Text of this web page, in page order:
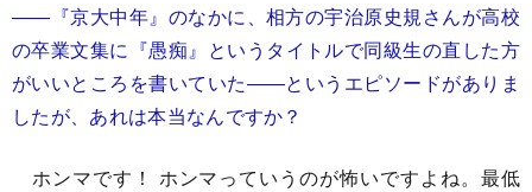
――『京大中年』のなかに、相方の宇治原史規さんが高校
の卒業文集に『愚痴』というタイトルで同級生の直した方
がいいところを書いていた――というエピソードがありま
したが、あれは本当なんですか？
ホンマです！ ホンマっていうのが怖いですよね。最低